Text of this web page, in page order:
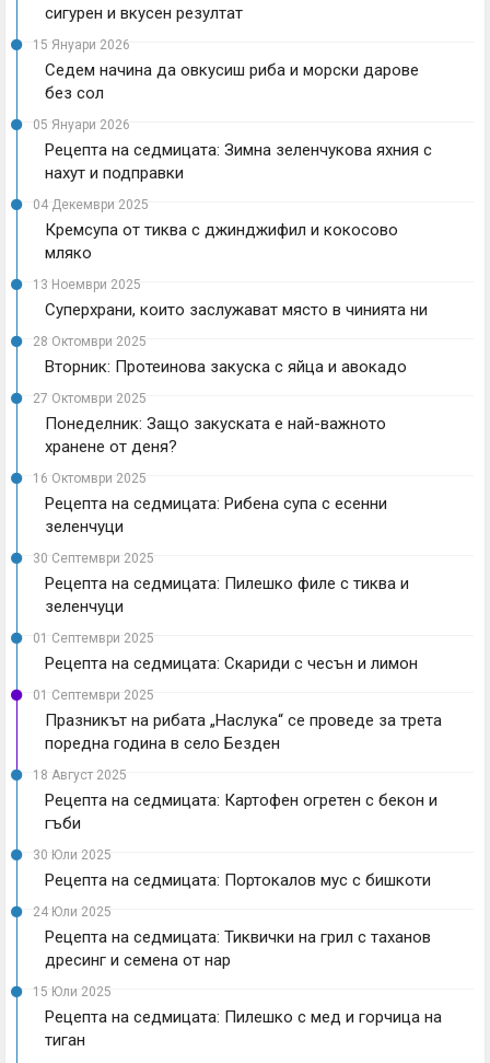
сигурен и вкусен резултат
15 Януари 2026
Седем начина да овкусиш риба и морски дарове
без сол
05 Януари 2026
Рецепта на седмицата: Зимна зеленчукова яхния с
нахут и подправки
04 Декември 2025
Кремсупа от тиква с джинджифил и кокосово
мляко
13 Ноември 2025
Суперхрани, които заслужават място в чинията ни
28 Октомври 2025
Вторник: Протеинова закуска с яйца и авокадо
27 Октомври 2025
Понеделник: Защо закуската е най-важното
хранене от деня?
16 Октомври 2025
Рецепта на седмицата: Рибена супа с есенни
зеленчуци
30 Септември 2025
Рецепта на седмицата: Пилешко филе с тиква и
зеленчуци
01 Септември 2025
Рецепта на седмицата: Скариди с чесън и лимон
01 Септември 2025
Празникът на рибата „Наслука“ се проведе за трета
поредна година в село Безден
18 Август 2025
Рецепта на седмицата: Картофен огретен с бекон и
гъби
30 Юли 2025
Рецепта на седмицата: Портокалов мус с бишкоти
24 Юли 2025
Рецепта на седмицата: Тиквички на грил с таханов
дресинг и семена от нар
15 Юли 2025
Рецепта на седмицата: Пилешко с мед и горчица на
тиган